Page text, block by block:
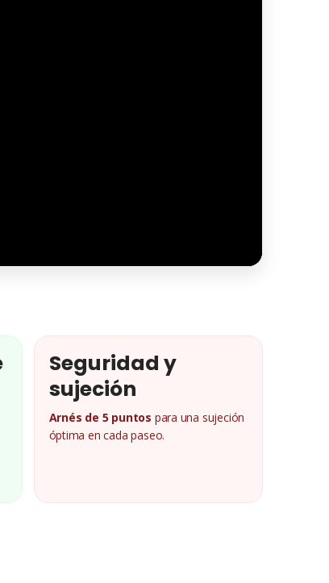
Seguridad y
sujeción
Arnés de 5 puntos para una sujeción
óptima en cada paseo.